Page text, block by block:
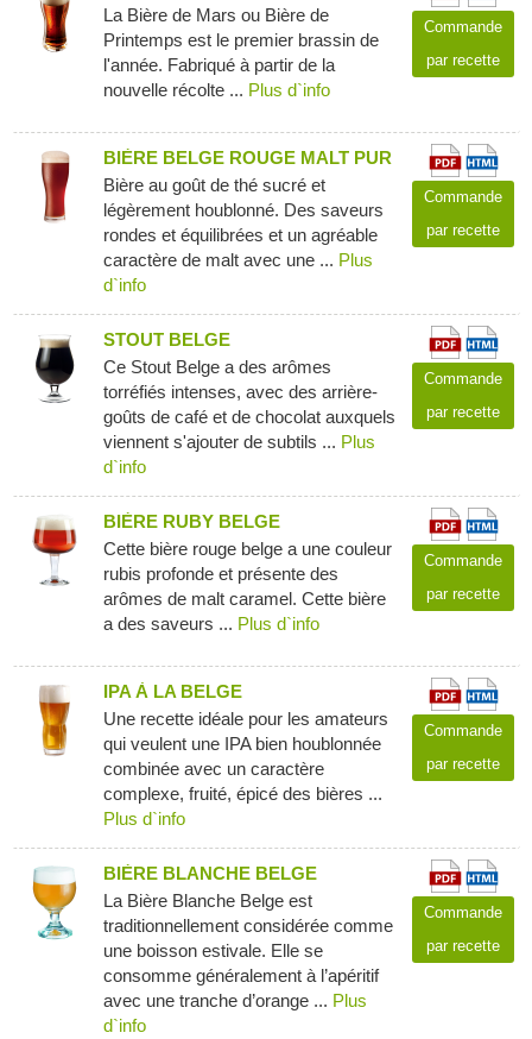
La Bière de Mars ou Bière de
Printemps est le premier brassin de
l'année. Fabriqué à partir de la
nouvelle récolte ... Plus d`info
Commande
par recette
BIÈRE BELGE ROUGE MALT PUR
Bière au goût de thé sucré et
légèrement houblonné. Des saveurs
rondes et équilibrées et un agréable
caractère de malt avec une ... Plus
d`info
Commande
par recette
STOUT BELGE
Ce Stout Belge a des arômes
torréfiés intenses, avec des arrière-
goûts de café et de chocolat auxquels
viennent s'ajouter de subtils ... Plus
d`info
Commande
par recette
BIÈRE RUBY BELGE
Cette bière rouge belge a une couleur
rubis profonde et présente des
arômes de malt caramel. Cette bière
a des saveurs ... Plus d`info
Commande
par recette
IPA À LA BELGE
Une recette idéale pour les amateurs
qui veulent une IPA bien houblonnée
combinée avec un caractère
complexe, fruité, épicé des bières ...
Plus d`info
Commande
par recette
BIÈRE BLANCHE BELGE
La Bière Blanche Belge est
traditionnellement considérée comme
une boisson estivale. Elle se
consomme généralement à l’apéritif
avec une tranche d’orange ... Plus
d`info
Commande
par recette